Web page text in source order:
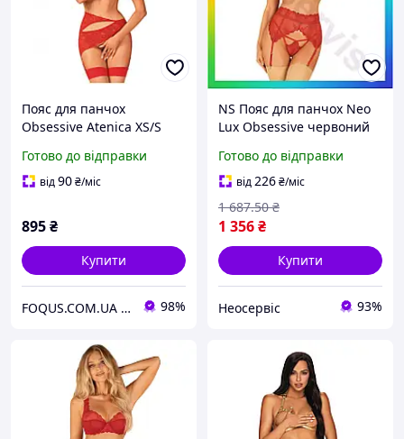
Пояс для панчох
Obsessive Atenica XS/S
Готово до відправки
від90₴/міс
895₴
Купити
FOQUS.COM.UA ● Інтернет магазин Фокус 98%
NS Пояс для панчох Neo
Lux Obsessive червоний
панчох для жінок з
регульованими ля 25Neo-
ss
Готово до відправки
від226₴/міс
1 356₴
1 687.50 ₴
Купити
Неосервіс 93%